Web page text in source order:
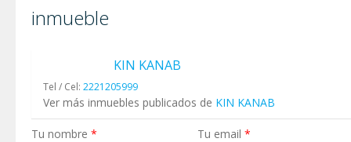
inmueble
KIN KANAB
Tel / Cel: 2221205999
Ver más inmuebles publicados de KIN KANAB
Tu nombre * Tu email*